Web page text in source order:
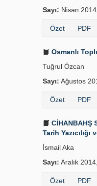
Sayı: Nisan
Özet PDF
Osmanlı
Tuğrul Özcan
Sayı: Ağustos
Özet PDF
CİHANBAHŞ
Tarih
İ̇smail Aka
Sayı: Aralık
Özet PDF